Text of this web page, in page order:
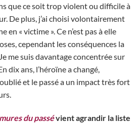
que ce soit trop violent ou difficile à
De plus, j’ai choisi volontairement
en « victime ». Ce n’est pas à elle
cependant les conséquences la
me suis davantage concentrée sur
dix ans, l’héroïne a changé,
et le passé a un impact très fort
du passévient agrandir la liste